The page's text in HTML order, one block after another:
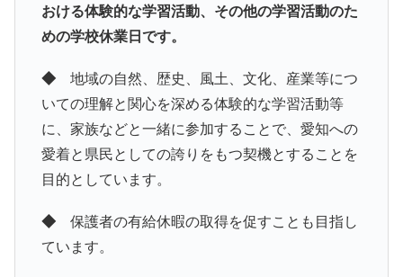
おける体験的な学習活動、その他の学習活動のた
めの学校休業日です。​
◆地域の自然、歴史、風土、文化、産業等につ
いての理解と関心を深める体験的な学習活動等
に、家族などと一緒に参加することで、愛知への
愛着と県民としての誇りをもつ契機とすることを
目的としています。
◆ 保護者の有給休暇の取得を促すことも目指し
ています。